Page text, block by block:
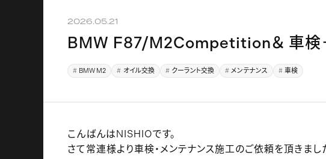
2026.05.21
BMW F87/M2Competition＆ 車検
BMW M2 オイル交換 クーラント交換 メンテナンス 車検
こんばんはNISHIOです。
さて常連様より車検・メンテナンス施工のご依頼を頂きまし